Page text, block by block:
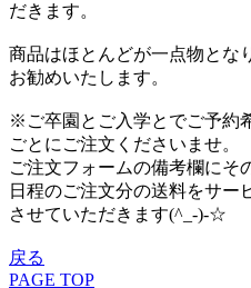
だきます。
商品はほとんどが一点物とな
お勧めいたします。
※ご卒園とご入学とでご予約
ごとにご注文くださいませ。
ご注文フォームの備考欄にそ
日程のご注文分の送料をサー
させていただきます(^_-)-☆
戻る
PAGE TOP